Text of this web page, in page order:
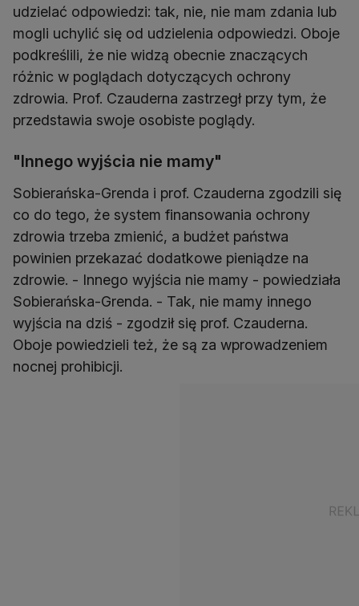
udzielać odpowiedzi: tak, nie, nie mam zdania lub
mogli uchylić się od udzielenia odpowiedzi. Oboje
podkreślili, że nie widzą obecnie znaczących
różnic w poglądach dotyczących ochrony
zdrowia. Prof. Czauderna zastrzegł przy tym, że
przedstawia swoje osobiste poglądy.
"Innego wyjścia nie mamy"
Sobierańska-Grenda i prof. Czauderna zgodzili się
co do tego, że system finansowania ochrony
zdrowia trzeba zmienić, a budżet państwa
powinien przekazać dodatkowe pieniądze na
zdrowie. - Innego wyjścia nie mamy - powiedziała
Sobierańska-Grenda. - Tak, nie mamy innego
wyjścia na dziś - zgodził się prof. Czauderna.
Oboje powiedzieli też, że są za wprowadzeniem
nocnej prohibicji.